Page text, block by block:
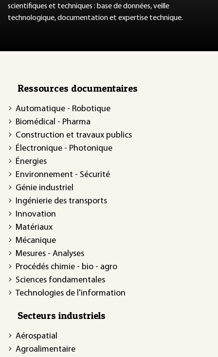
scientifiques et techniques : base de données, veille
technologique, documentation et expertise technique.
Ressources documentaires
Automatique - Robotique
Biomédical - Pharma
Construction et travaux publics
Électronique - Photonique
Énergies
Environnement - Sécurité
Génie industriel
Ingénierie des transports
Innovation
Matériaux
Mécanique
Mesures - Analyses
Procédés chimie - bio - agro
Sciences fondamentales
Technologies de l'information
Secteurs industriels
Aérospatial
Agroalimentaire